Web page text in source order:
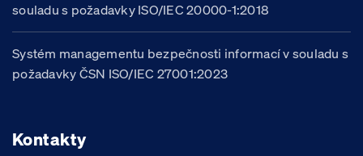
souladu s požadavky ISO/IEC 20000-1:2018
Systém managementu bezpečnosti informací v souladu s
požadavky ČSN ISO/IEC 27001:2023
Kontakty